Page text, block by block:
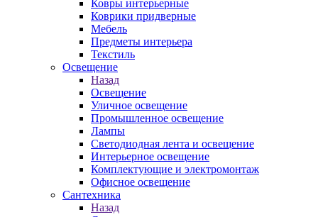
Ковры интерьерные
Коврики придверные
Мебель
Предметы интерьера
Текстиль
Освещение
Назад
Освещение
Уличное освещение
Промышленное освещение
Лампы
Светодиодная лента и освещение
Интерьерное освещение
Комплектующие и электромонтаж
Офисное освещение
Сантехника
Назад